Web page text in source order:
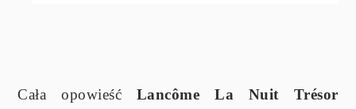
Cała opowieść Lancôme La Nuit Trésor